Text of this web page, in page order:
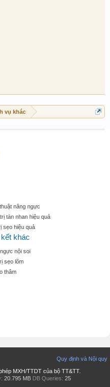
vụ khác
nâng ngực
tàn nhan hiệu quả
sẹo hiệu quả
kết khác
nội soi
sẹo lõm
thâm
Quy định và Nội quy
MXH/TTDT của bộ TT&TT.
20.795 MB DB Queries: 25